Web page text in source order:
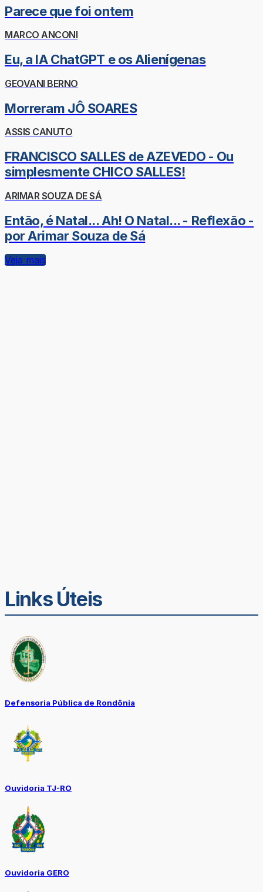
Parece que foi ontem
MARCO ANCONI
Eu, a IA ChatGPT e os Alienígenas
GEOVANI BERNO
Morreram JÔ SOARES
ASSIS CANUTO
FRANCISCO SALLES de AZEVEDO - Ou
simplesmente CHICO SALLES!
ARIMAR SOUZA DE SÁ
Então, é Natal... Ah! O Natal... - Reflexão -
por Arimar Souza de Sá
Veja mais
Links Úteis
Defensoria Pública de Rondônia
Ouvidoria TJ-RO
Ouvidoria GERO